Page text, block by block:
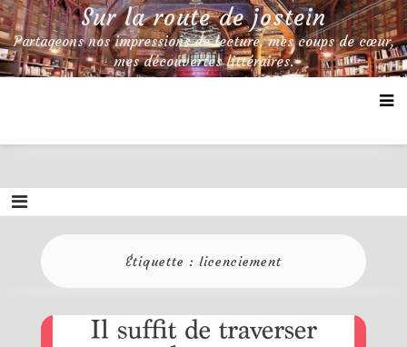
Skip
to
content
Sur la route de jostein
Partageons nos impressions de lecture, mes coups de cœur,
mes découvertes littéraires.
Étiquette : licenciement